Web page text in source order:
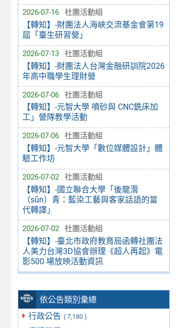
2026-07-16 社團活動組
【轉知】-財團法人海峽交流基金會第19
屆「臺生研習營」
2026-07-13 社團活動組
【轉知】-財團法人台灣金融研訓院2026
年高中職學生理財營
2026-07-06 社團活動組
【轉知】-元智大學 噴砂與 CNC銑床加
工」營隊教學活動
2026-07-06 社團活動組
【轉知】-元智大學「數位媒體設計」體
驗工作坊
2026-07-02 社團活動組
【轉知】-國立聯合大學「後龍漘
（sǔn）青：藍染工藝與客家話語的當
代轉譯」
2026-07-02 社團活動組
【轉知】-臺北市政府教育局函轉社團法
人美力台灣3D協會辦理《超人再起》電
影500 場放映活動資訊
依公告類別彙總
行政公告 ( 7,180 )